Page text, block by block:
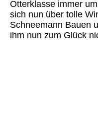
Otterklasse immer
sich nun über tolle
Schneemann Bauen
ihm nun zum Glück